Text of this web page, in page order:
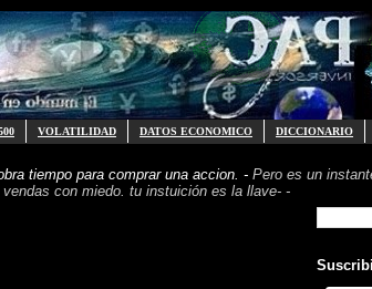
VOLATILIDAD DATOS ECONOMICO DICCIONARIO
tiempo para comprar una accion. - Pero es un
vendas con miedo. tu instuición es la llave- -